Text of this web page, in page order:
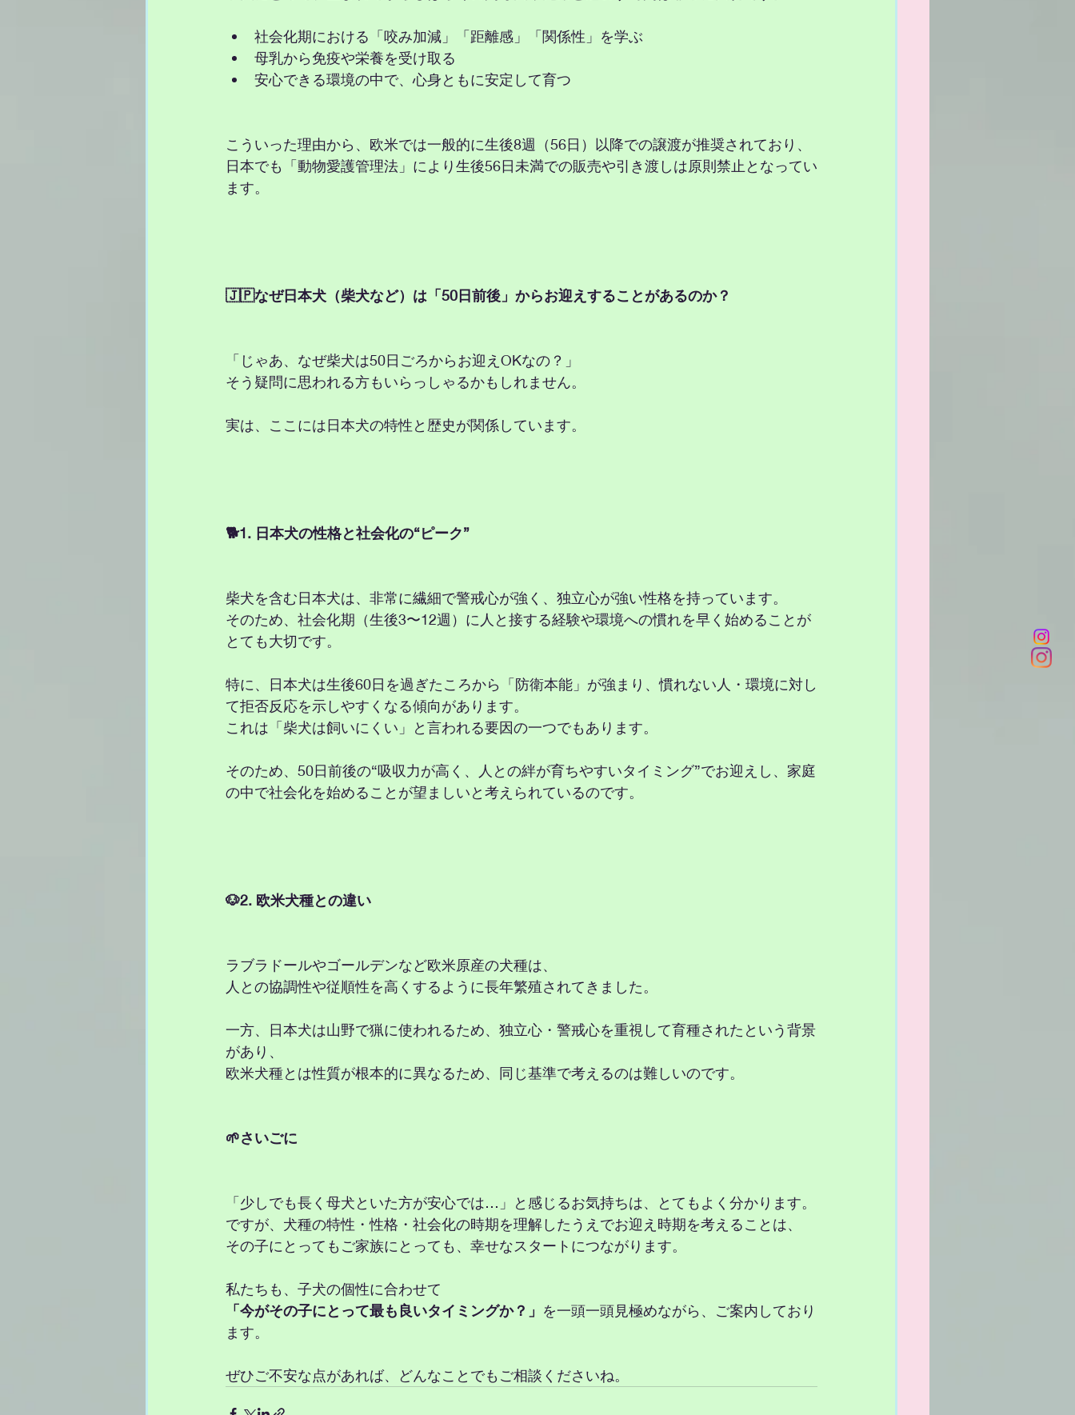
社会化期における「咬み加減」「距離感」「関係性」を学ぶ
母乳から免疫や栄養を受け取る
安心できる環境の中で、心身ともに安定して育つ
こういった理由から、欧米では一般的に生後8週（56日）以降での譲渡が推奨されており、
日本でも「動物愛護管理法」により生後56日未満での販売や引き渡しは原則禁止となってい
ます。
🇯🇵なぜ日本犬（柴犬など）は「50日前後」からお迎えすることがあるのか？
「じゃあ、なぜ柴犬は50日ごろからお迎えOKなの？」
そう疑問に思われる方もいらっしゃるかもしれません。
実は、ここには日本犬の特性と歴史が関係しています。
🐕1. 日本犬の性格と社会化の“ピーク”
柴犬を含む日本犬は、非常に繊細で警戒心が強く、独立心が強い性格を持っています。
そのため、社会化期（生後3〜12週）に人と接する経験や環境への慣れを早く始めることが
とても大切です。
特に、日本犬は生後60日を過ぎたころから「防衛本能」が強まり、慣れない人・環境に対し
て拒否反応を示しやすくなる傾向があります。
これは「柴犬は飼いにくい」と言われる要因の一つでもあります。
そのため、50日前後の“吸収力が高く、人との絆が育ちやすいタイミング”でお迎えし、家庭
の中で社会化を始めることが望ましいと考えられているのです。
🐶2. 欧米犬種との違い
ラブラドールやゴールデンなど欧米原産の犬種は、
人との協調性や従順性を高くするように長年繁殖されてきました。
一方、日本犬は山野で猟に使われるため、独立心・警戒心を重視して育種されたという背景
があり、
欧米犬種とは性質が根本的に異なるため、同じ基準で考えるのは難しいのです。
🌱さいごに
「少しでも長く母犬といた方が安心では…」と感じるお気持ちは、とてもよく分かります。
ですが、犬種の特性・性格・社会化の時期を理解したうえでお迎え時期を考えることは、
その子にとってもご家族にとっても、幸せなスタートにつながります。
私たちも、子犬の個性に合わせて
「今がその子にとって最も良いタイミングか？」 を一頭一頭見極めながら、ご案内しており
ます。
ぜひご不安な点があれば、どんなことでもご相談くださいね。